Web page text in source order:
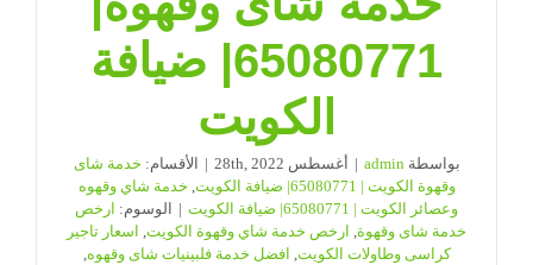
65080771| ضيافة
الكويت
بواسطة admin
| أغسطس 28th, 2022 | الأقسام: خدمة شاى
وقهوة الكويت | 65080771| ضيافة الكويت
خدمة شاي وقهوه
وعصائر الكويت | 65080771| ضيافة الكويت
| الوسوم: ارخص
خدمة شاى وقهوة ارخص خدمة شاي وقهوة الكويت اسعار تاجير
كراسى وطاولات الكويت افضل خدمة فلبينيات شاى وقهوه